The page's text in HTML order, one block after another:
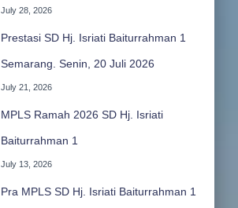
July 28, 2026
Prestasi SD Hj. Isriati Baiturrahman 1
Semarang. Senin, 20 Juli 2026
July 21, 2026
MPLS Ramah 2026 SD Hj. Isriati
Baiturrahman 1
July 13, 2026
Pra MPLS SD Hj. Isriati Baiturrahman 1